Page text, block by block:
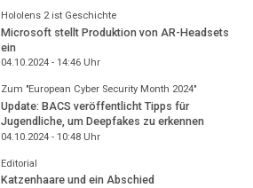
Hololens 2 ist Geschichte
Microsoft stellt Produktion von AR-Headsets
ein
04.10.2024 - 14:46Uhr
Zum "European Cyber Security Month 2024"
Update: BACS veröffentlicht Tipps für
Jugendliche, um Deepfakes zu erkennen
04.10.2024 - 10:48Uhr
Editorial
Katzenhaare und ein Abschied